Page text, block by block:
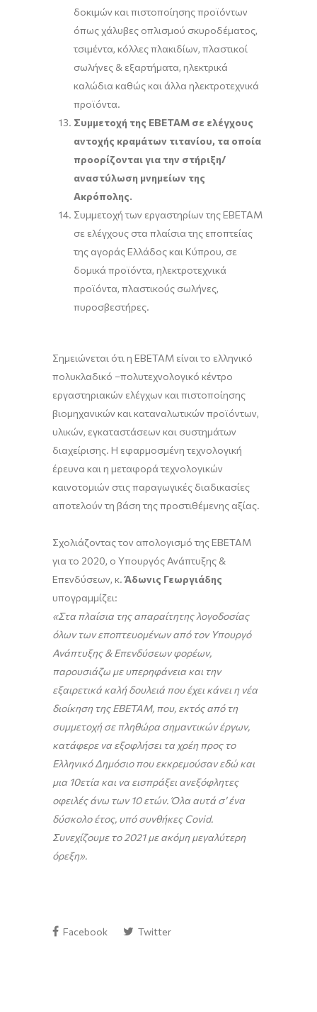
δοκιμών και πιστοποίησης προϊόντων
όπως χάλυβες οπλισμού σκυροδέματος,
τσιμέντα, κόλλες πλακιδίων, πλαστικοί
σωλήνες & εξαρτήματα, ηλεκτρικά
καλώδια καθώς και άλλα ηλεκτροτεχνικά
προϊόντα.
Συμμετοχή της ΕΒΕΤΑΜ σε ελέγχους
αντοχής κραμάτων τιτανίου, τα οποία
προορίζονται για την στήριξη/
αναστύλωση μνημείων της
Ακρόπολης.
Συμμετοχή των εργαστηρίων της ΕΒΕΤΑΜ
σε ελέγχους στα πλαίσια της εποπτείας
της αγοράς Ελλάδος και Κύπρου, σε
δομικά προϊόντα, ηλεκτροτεχνικά
προϊόντα, πλαστικούς σωλήνες,
πυροσβεστήρες.
Σημειώνεται ότι η ΕΒΕΤΑΜ είναι το ελληνικό
πολυκλαδικό –πολυτεχνολογικό κέντρο
εργαστηριακών ελέγχων και πιστοποίησης
βιομηχανικών και καταναλωτικών προϊόντων,
υλικών, εγκαταστάσεων και συστημάτων
διαχείρισης. Η εφαρμοσμένη τεχνολογική
έρευνα και η μεταφορά τεχνολογικών
καινοτομιών στις παραγωγικές διαδικασίες
αποτελούν τη βάση της προστιθέμενης αξίας.
Σχολιάζοντας τον απολογισμό της ΕΒΕΤΑΜ
για το 2020, ο Υπουργός Ανάπτυξης &
Επενδύσεων, κ.Άδωνις Γεωργιάδης
υπογραμμίζει:
«Στα πλαίσια της απαραίτητης λογοδοσίας
όλων των εποπτευομένων από τον Υπουργό
Ανάπτυξης & Επενδύσεων φορέων,
παρουσιάζω με υπερηφάνεια και την
εξαιρετικά καλή δουλειά που έχει κάνει η νέα
διοίκηση της ΕΒΕΤΑΜ, που, εκτός από τη
συμμετοχή σε πληθώρα σημαντικών έργων,
κατάφερε να εξοφλήσει τα χρέη προς το
Ελληνικό Δημόσιο που εκκρεμούσαν εδώ και
μια 10ετία και να εισπράξει ανεξόφλητες
οφειλές άνω των 10 ετών. Όλα αυτά σ’ ένα
δύσκολο έτος, υπό συνθήκεςCovid.
Συνεχίζουμε το 2021 με ακόμη μεγαλύτερη
όρεξη».
Facebook Twitter